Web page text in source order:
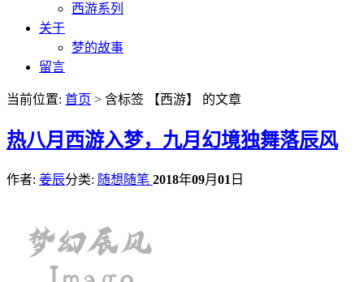
西游系列
关于
梦的故事
留言
当前位置: 首页 > 含标签 【西游】 的文章
热八月西游入梦，九月幻境独舞落辰风
作者: 姜辰分类: 随想随笔 2018年09月 01 日